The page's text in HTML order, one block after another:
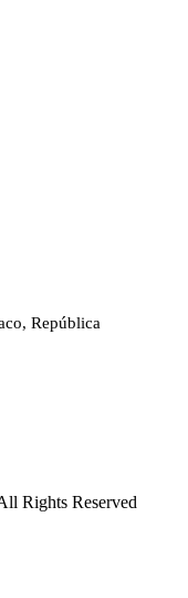
República
Rights Reserved